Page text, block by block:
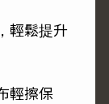
輕鬆提升
輕擦保